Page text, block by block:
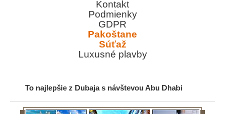
Kontakt
Podmienky
GDPR
Pakoštane
Súťaž
Luxusné plavby
To najlepšie z Dubaja s návštevou Abu Dhabi